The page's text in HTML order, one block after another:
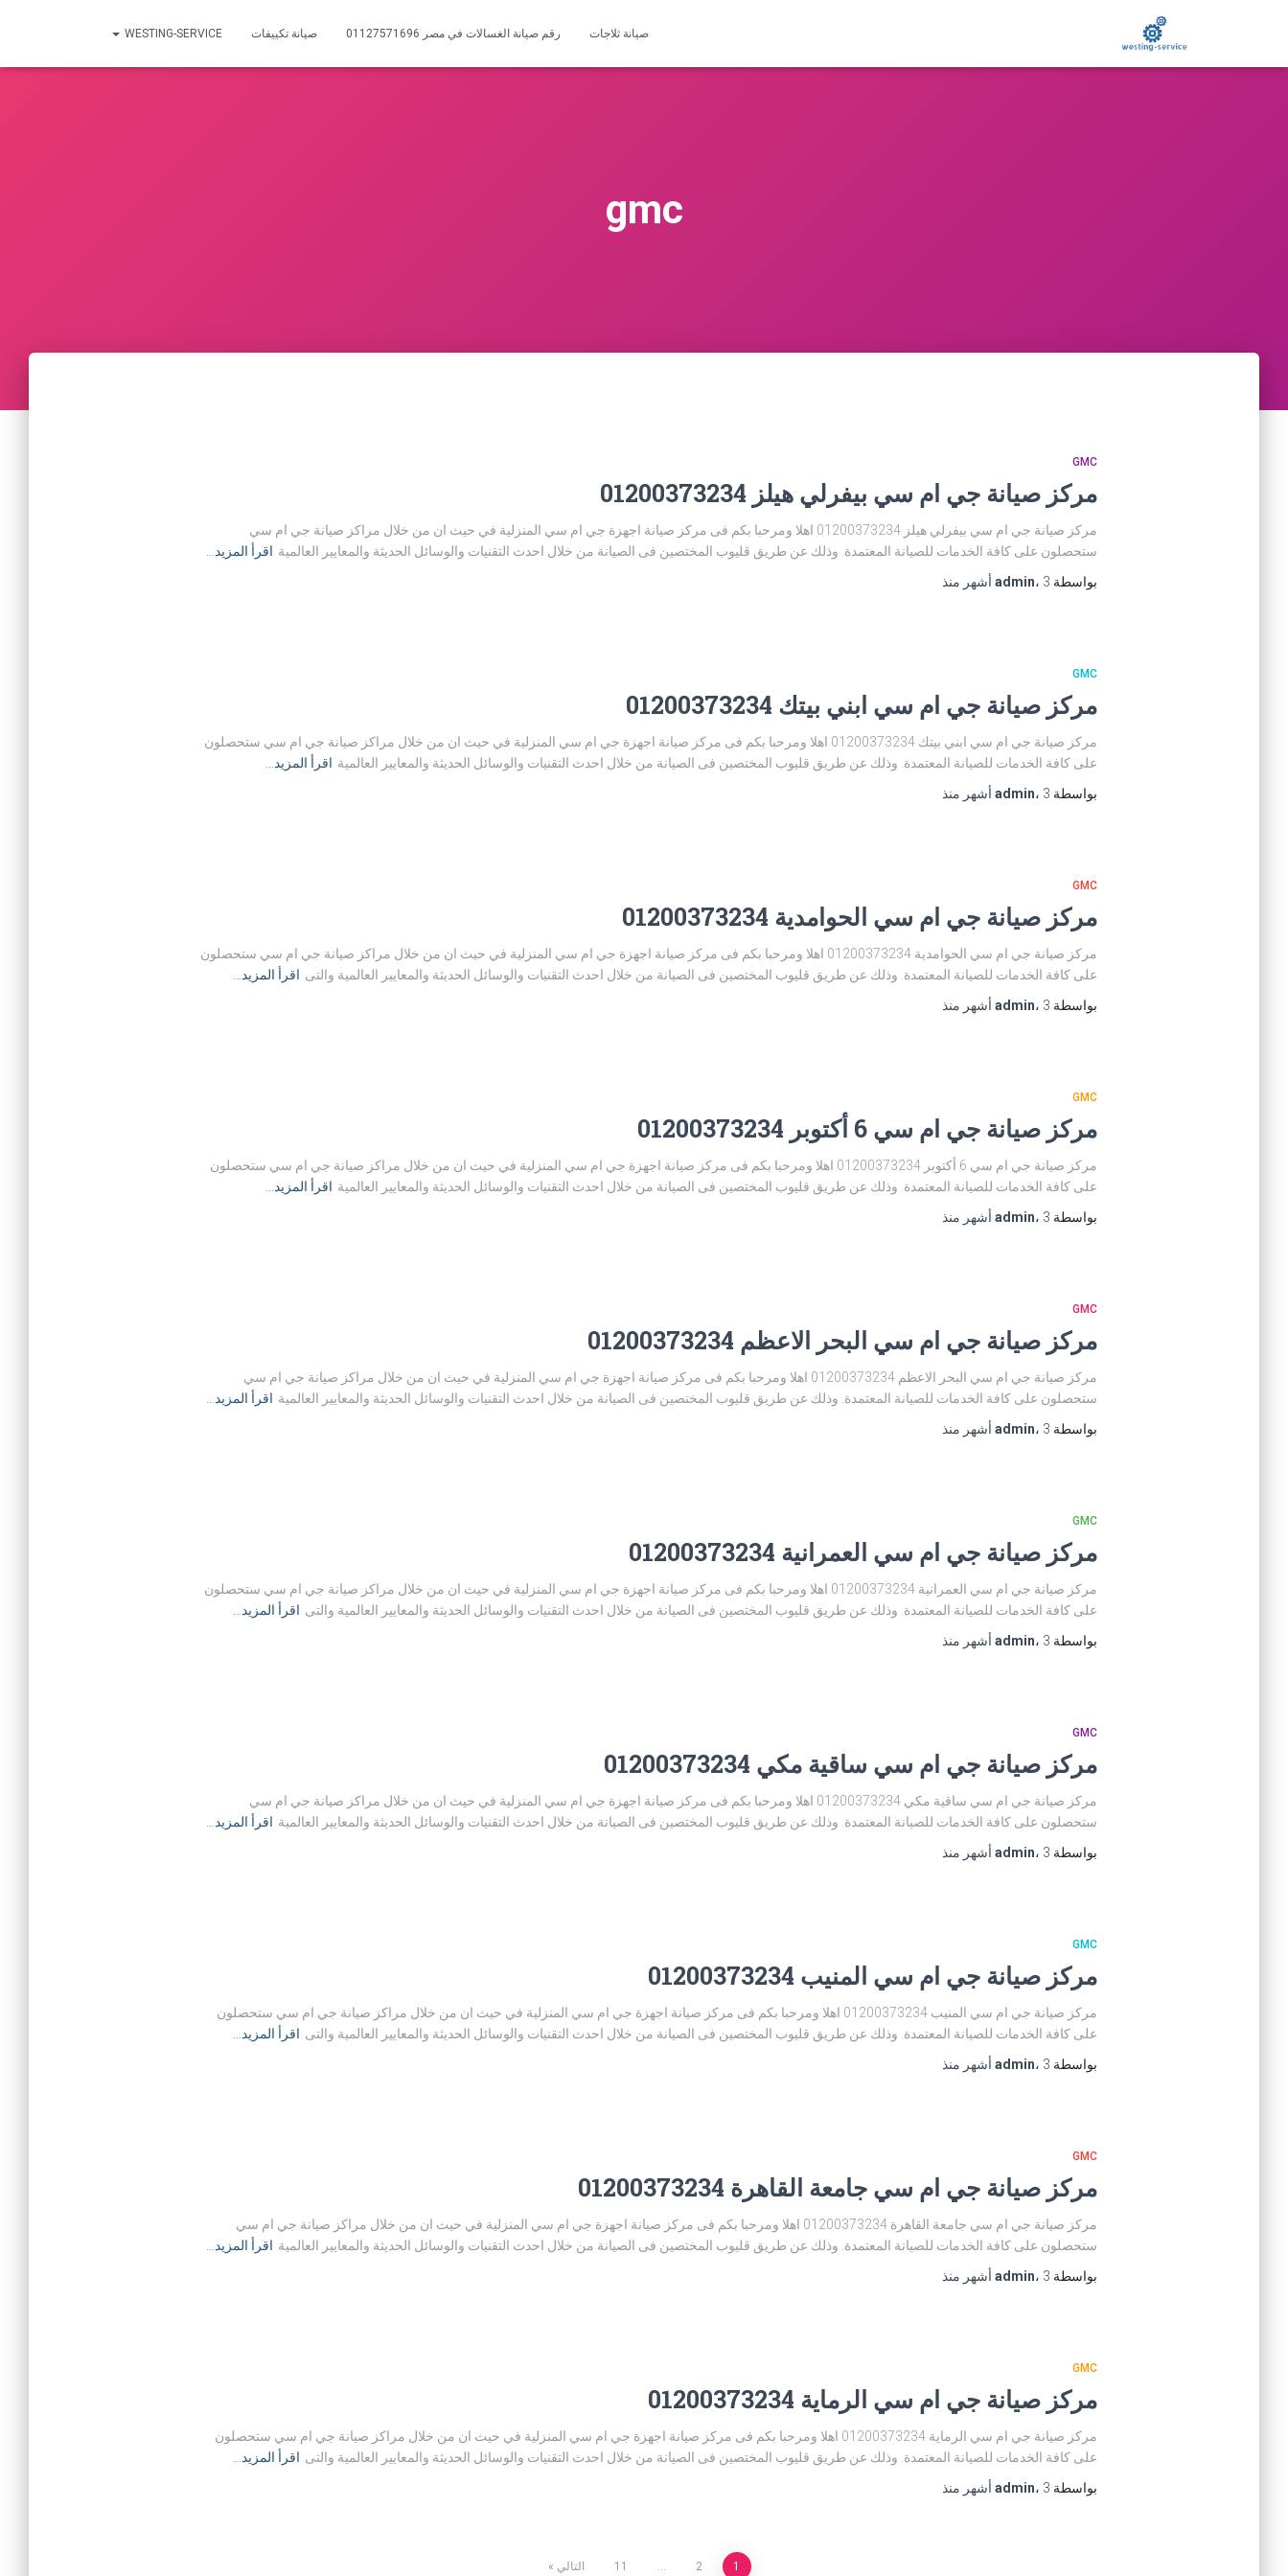
صيانة ثلاجات رقم صيانة الغسالات في مصر 01127571696 صيانة تكييفات WESTING-SERVICE
gmc
GMC
مركز صيانة جي ام سي بيفرلي هيلز 01200373234
مركز صيانة جي ام سي بيفرلي هيلز 01200373234 اهلا ومرحبا بكم فى مركز صيانة اجهزة جي ام سي المنزلية في حيث ان من خلال مراكز صيانة جي ام سي
ستحصلون على كافة الخدمات للصيانة المعتمدة. وذلك عن طريق قليوب المختصين فى الصيانة من خلال احدث التقنيات والوسائل الحديثة والمعايير العالمية اقرأ المزيد…
بواسطة
admin، 3 أشهر منذ
GMC
مركز صيانة جي ام سي ابني بيتك 01200373234
مركز صيانة جي ام سي ابني بيتك 01200373234 اهلا ومرحبا بكم فى مركز صيانة اجهزة جي ام سي المنزلية في حيث ان من خلال مراكز صيانة جي ام سي ستحصلون
على كافة الخدمات للصيانة المعتمدة. وذلك عن طريق قليوب المختصين فى الصيانة من خلال احدث التقنيات والوسائل الحديثة والمعايير العالمية اقرأ المزيد…
بواسطة
admin، 3 أشهر منذ
GMC
مركز صيانة جي ام سي الحوامدية 01200373234
مركز صيانة جي ام سي الحوامدية 01200373234 اهلا ومرحبا بكم فى مركز صيانة اجهزة جي ام سي المنزلية في حيث ان من خلال مراكز صيانة جي ام سي ستحصلون
على كافة الخدمات للصيانة المعتمدة. وذلك عن طريق قليوب المختصين فى الصيانة من خلال احدث التقنيات والوسائل الحديثة والمعايير العالمية والتى اقرأ المزيد…
بواسطة
admin، 3 أشهر منذ
GMC
مركز صيانة جي ام سي 6 أكتوبر 01200373234
مركز صيانة جي ام سي 6 أكتوبر 01200373234 اهلا ومرحبا بكم فى مركز صيانة اجهزة جي ام سي المنزلية في حيث ان من خلال مراكز صيانة جي ام سي ستحصلون
على كافة الخدمات للصيانة المعتمدة. وذلك عن طريق قليوب المختصين فى الصيانة من خلال احدث التقنيات والوسائل الحديثة والمعايير العالمية اقرأ المزيد…
بواسطة
admin، 3 أشهر منذ
GMC
مركز صيانة جي ام سي البحر الاعظم 01200373234
مركز صيانة جي ام سي البحر الاعظم 01200373234 اهلا ومرحبا بكم فى مركز صيانة اجهزة جي ام سي المنزلية في حيث ان من خلال مراكز صيانة جي ام سي
ستحصلون على كافة الخدمات للصيانة المعتمدة. وذلك عن طريق قليوب المختصين فى الصيانة من خلال احدث التقنيات والوسائل الحديثة والمعايير العالمية اقرأ المزيد…
بواسطة
admin، 3 أشهر منذ
GMC
مركز صيانة جي ام سي العمرانية 01200373234
مركز صيانة جي ام سي العمرانية 01200373234 اهلا ومرحبا بكم فى مركز صيانة اجهزة جي ام سي المنزلية في حيث ان من خلال مراكز صيانة جي ام سي ستحصلون
على كافة الخدمات للصيانة المعتمدة. وذلك عن طريق قليوب المختصين فى الصيانة من خلال احدث التقنيات والوسائل الحديثة والمعايير العالمية والتى اقرأ المزيد…
بواسطة
admin، 3 أشهر منذ
GMC
مركز صيانة جي ام سي ساقية مكي 01200373234
مركز صيانة جي ام سي ساقية مكي 01200373234 اهلا ومرحبا بكم فى مركز صيانة اجهزة جي ام سي المنزلية في حيث ان من خلال مراكز صيانة جي ام سي
ستحصلون على كافة الخدمات للصيانة المعتمدة. وذلك عن طريق قليوب المختصين فى الصيانة من خلال احدث التقنيات والوسائل الحديثة والمعايير العالمية اقرأ المزيد…
بواسطة
admin، 3 أشهر منذ
GMC
مركز صيانة جي ام سي المنيب 01200373234
مركز صيانة جي ام سي المنيب 01200373234 اهلا ومرحبا بكم فى مركز صيانة اجهزة جي ام سي المنزلية في حيث ان من خلال مراكز صيانة جي ام سي ستحصلون
على كافة الخدمات للصيانة المعتمدة. وذلك عن طريق قليوب المختصين فى الصيانة من خلال احدث التقنيات والوسائل الحديثة والمعايير العالمية والتى اقرأ المزيد…
بواسطة
admin، 3 أشهر منذ
GMC
مركز صيانة جي ام سي جامعة القاهرة 01200373234
مركز صيانة جي ام سي جامعة القاهرة 01200373234 اهلا ومرحبا بكم فى مركز صيانة اجهزة جي ام سي المنزلية في حيث ان من خلال مراكز صيانة جي ام سي
ستحصلون على كافة الخدمات للصيانة المعتمدة. وذلك عن طريق قليوب المختصين فى الصيانة من خلال احدث التقنيات والوسائل الحديثة والمعايير العالمية اقرأ المزيد…
بواسطة
admin، 3 أشهر منذ
GMC
مركز صيانة جي ام سي الرماية 01200373234
مركز صيانة جي ام سي الرماية 01200373234 اهلا ومرحبا بكم فى مركز صيانة اجهزة جي ام سي المنزلية في حيث ان من خلال مراكز صيانة جي ام سي ستحصلون
على كافة الخدمات للصيانة المعتمدة. وذلك عن طريق قليوب المختصين فى الصيانة من خلال احدث التقنيات والوسائل الحديثة والمعايير العالمية والتى اقرأ المزيد…
بواسطة
admin، 3 أشهر منذ
1
2
…
11 التالي